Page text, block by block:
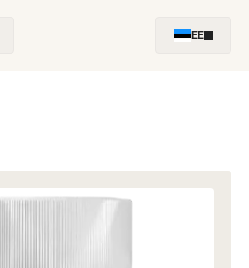
EE